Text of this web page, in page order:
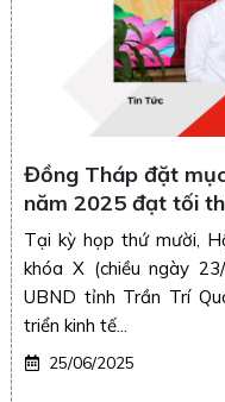
Đồng Tháp đặt
năm 2025 đạt tối
Tại kỳ họp thứ mười,
khóa X (chiều ngày
UBND tỉnh Trần Trí
triển kinh tế...
25/06/2025